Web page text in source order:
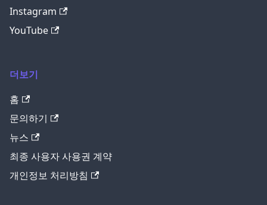
Instagram
YouTube
더보기
홈
문의하기
뉴스
최종 사용자 사용권 계약
개인정보 처리방침